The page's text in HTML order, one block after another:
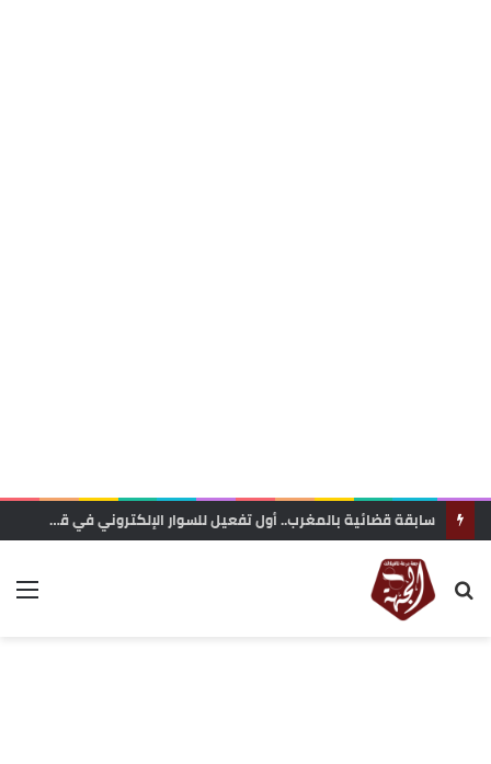
سابقة قضائية بالمغرب.. أول تفعيل للسوار الإلكتروني في قضايا الشيك يدخل حيز التنفيذ